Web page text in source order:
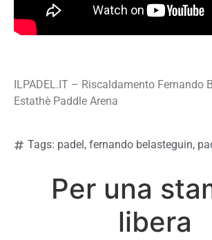
ILPADEL.IT – Riscaldamento Fernando
Estathè Paddle Arena
Tags: padel , fernando belasteguin,
Per una
libera